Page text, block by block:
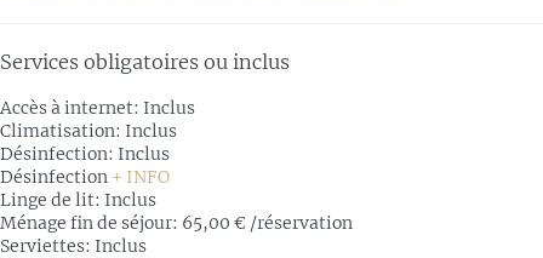
Services obligatoires ou inclus
Accès à internet: Inclus
Climatisation: Inclus
Désinfection: Inclus
Désinfection + INFO
Linge de lit: Inclus
Ménage fin de séjour: 65,00 € /réservation
Serviettes: Inclus